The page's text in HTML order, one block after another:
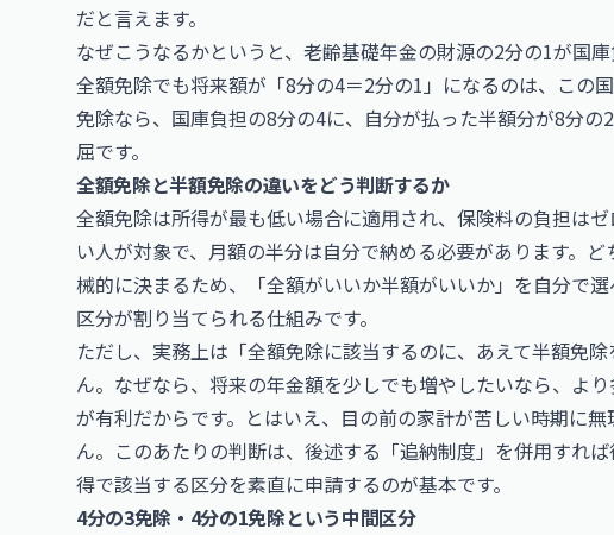
だと言えます。
なぜこうなるかというと、老齢基礎年金の財源の2分の1が国
全額免除でも将来額が「8分の4＝2分の1」になるのは、この
免除なら、国庫負担の8分の4に、自分が払った半額分が8分
屈です。
全額免除と半額免除の違いをどう判断するか
全額免除は所得が最も低い場合に適用され、保険料の負担は
い人が対象で、月額の半分は自分で納める必要があります。
械的に決まるため、「全額がいいか半額がいいか」を自分で
区分が割り当てられる仕組みです。
ただし、実務上は「全額免除に該当するのに、あえて半額免
ん。なぜなら、将来の年金額を少しでも増やしたいなら、よ
が有利だからです。とはいえ、目の前の家計が苦しい時期に
ん。このあたりの判断は、後述する「追納制度」を併用すれ
得で該当する区分を素直に申請するのが基本です。
4分の3免除・4分の1免除という中間区分